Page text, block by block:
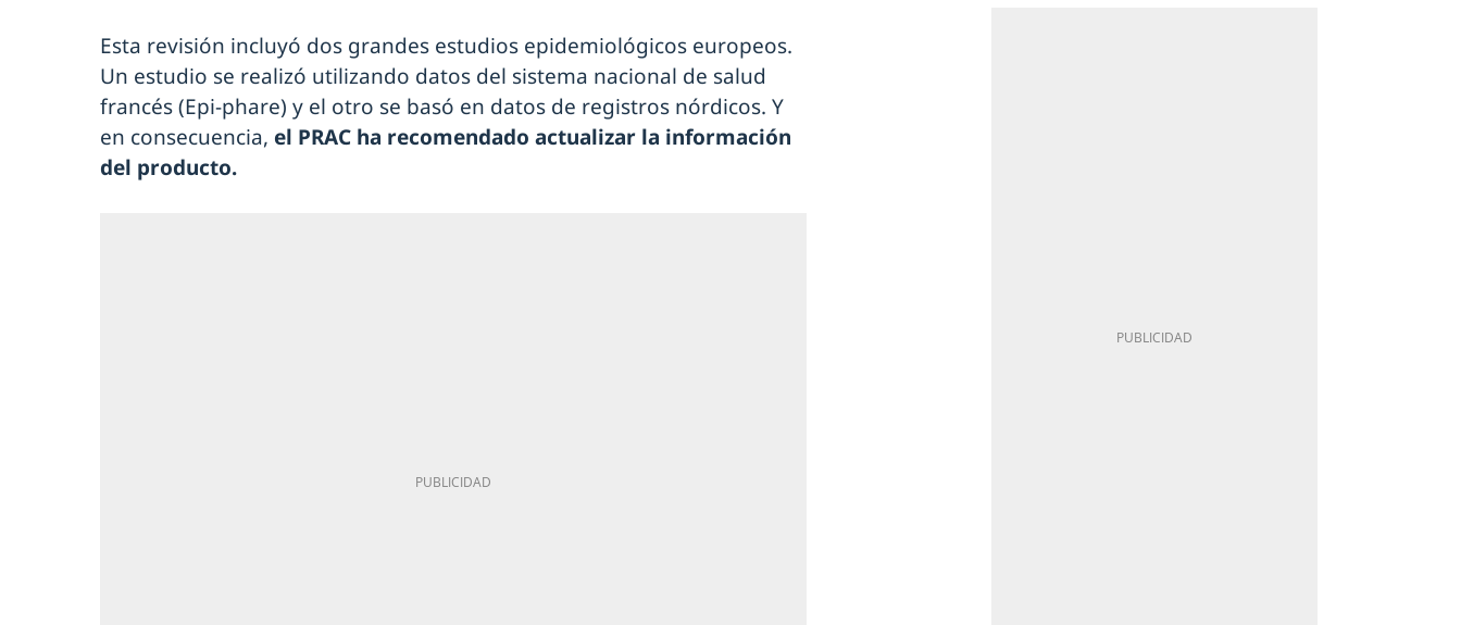
Esta revisión incluyó dos grandes estudios epidemiológicos europeos.
Un estudio se realizó utilizando datos del sistema nacional de salud
francés (Epi-phare) y el otro se basó en datos de registros nórdicos. Y
en consecuencia, el PRAC ha recomendado actualizar la información
del producto.